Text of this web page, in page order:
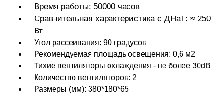
Время работы: 50000 часов
Сравнительная характеристика с ДНаТ: ≈ 250
Вт
Угол рассеивания: 90 градусов
Рекомендуемая площадь освещения: 0,6 м2
Тихие вентиляторы охлаждения - не более 30dB
Количество вентиляторов: 2
Размеры (мм): 380*180*65